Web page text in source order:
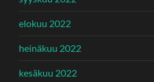
elokuu 2022
heinäkuu 2022
kesäkuu 2022